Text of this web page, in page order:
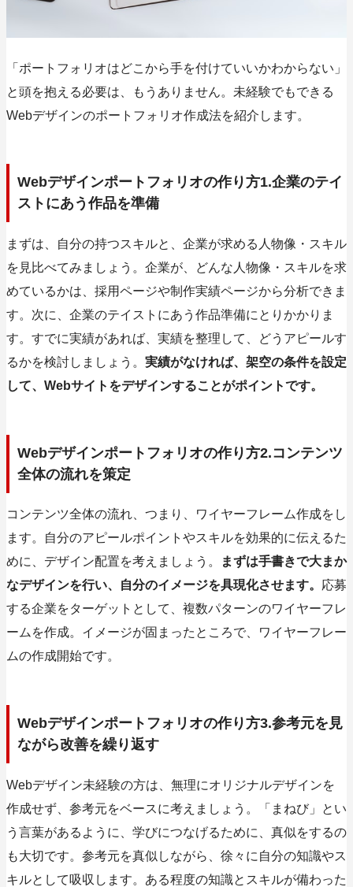
「ポートフォリオはどこから手を付けていいかわからない」
と頭を抱える必要は、もうありません。未経験でもできる
Webデザインのポートフォリオ作成法を紹介します。
Webデザインポートフォリオの作り方1.企業のテイ
ストにあう作品を準備
まずは、自分の持つスキルと、企業が求める人物像・スキル
を見比べてみましょう。企業が、どんな人物像・スキルを求
めているかは、採用ページや制作実績ページから分析できま
す。次に、企業のテイストにあう作品準備にとりかかりま
す。すでに実績があれば、実績を整理して、どうアピールす
るかを検討しましょう。 実績がなければ、架空の条件を設定
して、Webサイトをデザインすることがポイントです。
Webデザインポートフォリオの作り方2.コンテンツ
全体の流れを策定
コンテンツ全体の流れ、つまり、ワイヤーフレーム作成をし
ます。自分のアピールポイントやスキルを効果的に伝えるた
めに、デザイン配置を考えましょう。
まずは手書きで大まか
なデザインを行い、自分のイメージを具現化させます。 応募
する企業をターゲットとして、複数パターンのワイヤーフレ
ームを作成。イメージが固まったところで、ワイヤーフレー
ムの作成開始です。
Webデザインポートフォリオの作り方3.参考元を見
ながら改善を繰り返す
Webデザイン未経験の方は、無理にオリジナルデザインを
作成せず、参考元をベースに考えましょう。「まねび」とい
う言葉があるように、学びにつなげるために、真似をするの
も大切です。参考元を真似しながら、徐々に自分の知識やス
キルとして吸収します。ある程度の知識とスキルが備わった